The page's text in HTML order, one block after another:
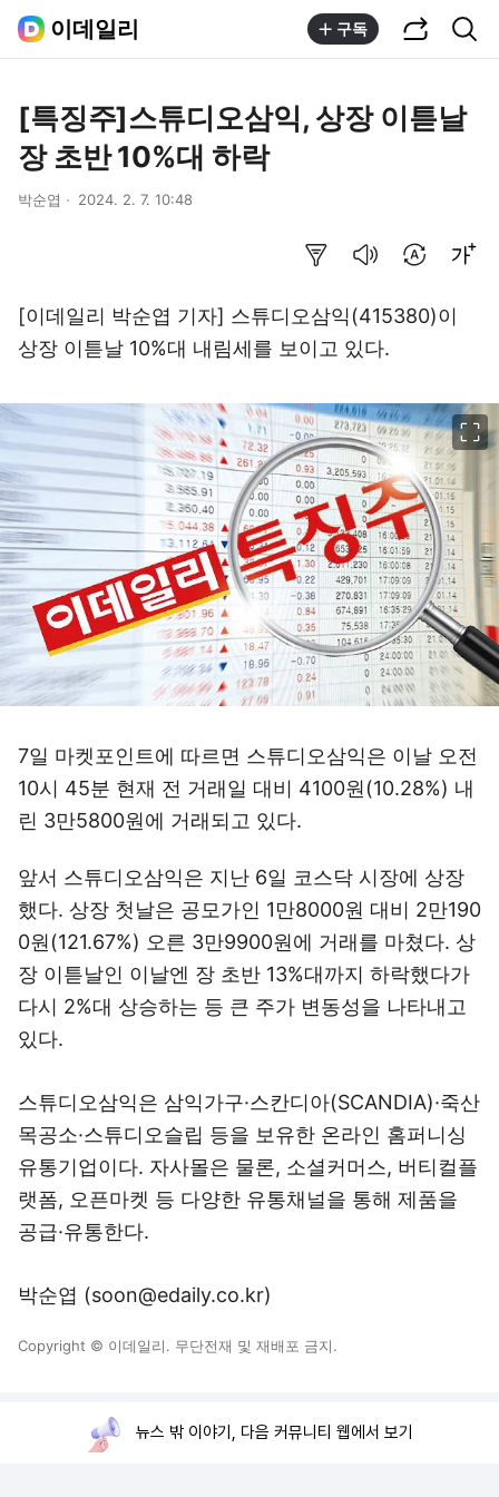
이데일리 구독
[특징주]스튜디오삼익, 상장 이튿날
장 초반 10%대 하락
박순엽 2024. 2. 7. 10:48
[이데일리 박순엽 기자] 스튜디오삼익(415380)이
상장 이튿날 10%대 내림세를 보이고 있다.
7일 마켓포인트에 따르면 스튜디오삼익은 이날 오전
10시 45분 현재 전 거래일 대비 4100원(10.28%) 내
린 3만5800원에 거래되고 있다.
앞서 스튜디오삼익은 지난 6일 코스닥 시장에 상장
했다. 상장 첫날은 공모가인 1만8000원 대비 2만190
0원(121.67%) 오른 3만9900원에 거래를 마쳤다. 상
장 이튿날인 이날엔 장 초반 13%대까지 하락했다가
다시 2%대 상승하는 등 큰 주가 변동성을 나타내고
있다.
스튜디오삼익은 삼익가구·스칸디아(SCANDIA)·죽산
목공소·스튜디오슬립 등을 보유한 온라인 홈퍼니싱
유통기업이다. 자사몰은 물론, 소셜커머스, 버티컬플
랫폼, 오픈마켓 등 다양한 유통채널을 통해 제품을
공급·유통한다.
박순엽 (soon@edaily.co.kr)
Copyright © 이데일리. 무단전재 및 재배포 금지.
뉴스 밖 이야기, 다음 커뮤니티 웹에서 보기